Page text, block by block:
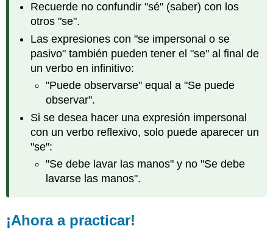
Recuerde no confundir "sé" (saber) con los
otros "se".
Las expresiones con "se impersonal o se
pasivo" también pueden tener el "se" al final de
un verbo en infinitivo:
"Puede observarse" equal a "Se puede
observar".
Si se desea hacer una expresión impersonal
con un verbo reflexivo, solo puede aparecer un
"se":
"Se debe lavar las manos" y no "Se debe
lavarse las manos".
¡Ahora a practicar!